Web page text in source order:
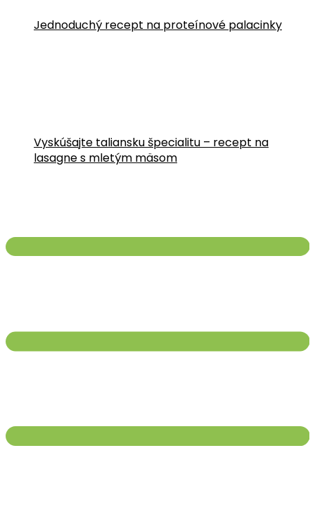
Jednoduchý recept na proteínové palacinky
Vyskúšajte taliansku špecialitu – recept na
lasagne s mletým mäsom